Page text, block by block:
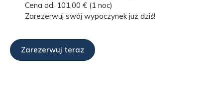
Cena od: 101,00 € (1 noc)
Zarezerwuj swój wypoczynek już dziś!
Zarezerwuj teraz